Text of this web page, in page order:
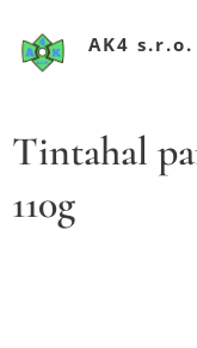
AK4 s.r.o.
Tintahal
110g